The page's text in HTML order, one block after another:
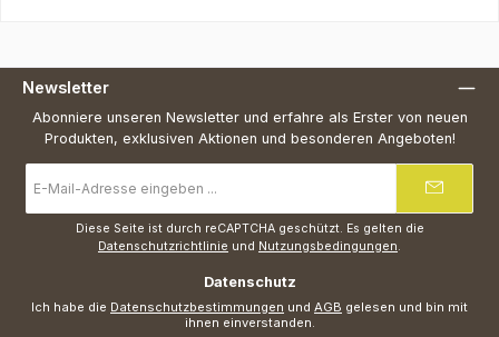
Newsletter
Abonniere unseren Newsletter und erfahre als Erster von neuen
Produkten, exklusiven Aktionen und besonderen Angeboten!
Mail-
Adresse
Diese Seite ist durch reCAPTCHA geschützt. Es gelten die
Datenschutzrichtlinie und Nutzungsbedingungen.
Datenschutz
Ich habe die Datenschutzbestimmungen und AGB gelesen und bin mit
ihnen einverstanden.